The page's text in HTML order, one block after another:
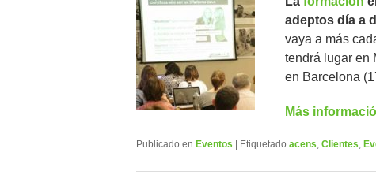
adeptos día a
vaya a más
tendrá lugar en
en Barcelona
Más
Publicado en Eventos Etiquetado acens, Clientes,